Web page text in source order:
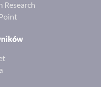
Research